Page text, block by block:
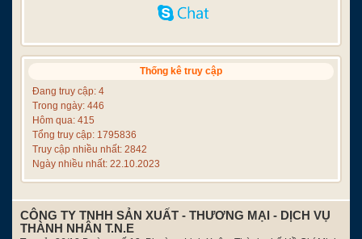
Thống kê truy cập
Đang truy cập: 4
Trong ngày: 446
Hôm qua: 415
Tổng truy cập: 1795836
Truy cập nhiều nhất: 2842
Ngày nhiều nhất: 22.10.2023
CÔNG TY TNHH SẢN XUẤT - THƯƠNG MẠI - DỊCH VỤ
THÀNH NHÂN T.N.E